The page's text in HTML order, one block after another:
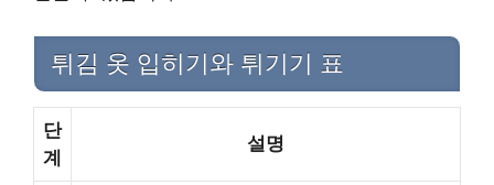
튀김 옷 입히기와 튀기기 표
단
계
설명